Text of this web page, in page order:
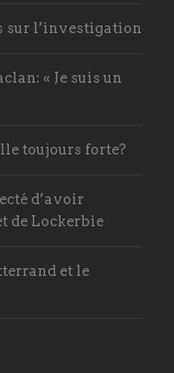
sur l’investigation
« Je suis un
toujours forte?
d’avoir
de Lockerbie
et le